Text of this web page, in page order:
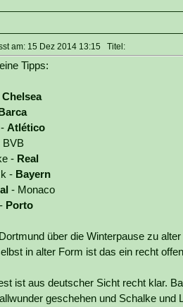
am: 15 Dez 2014 13:15 Titel:
Tipps:
Chelsea
Atlético
BVB
- Real
- Bayern
- Monaco
Porto
über die Winterpause zu
in alter Form ist das ein recht
ist aus deutscher Sicht recht klar.
geschehen und Schalke